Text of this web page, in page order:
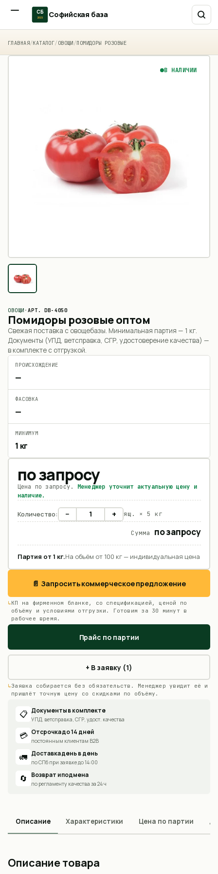
СБ
2015 Софийская база
ГЛАВНАЯ/КАТАЛОГ/ ОВОЩИ/ПОМИДОРЫ РОЗОВЫЕ
В НАЛИЧИИ
ОВОЩИ ·АРТ.DB-4050
Помидоры розовые оптом
Свежая поставка с овощебазы. Минимальная партия — 1 кг.
Документы (УПД, ветсправка, СГР, удостоверение качества) —
в комплекте с отгрузкой.
ПРОИСХОЖДЕНИЕ
—
ФАСОВКА
—
МИНИМУМ
1 кг
по запросу
Цена по запросу. Менеджер уточнит актуальную цену и
наличие.
Количество: − + ящ. × 5 кг
Сумма по запросу
Партия от 1 кг.На объём от 100 кг — индивидуальная цена
📄 Запросить коммерческое предложение
КП на фирменном бланке, со спецификацией, ценой по
объёму и условиями отгрузки. Готовим за 30 минут в
рабочее время.
Прайс по партии
+ В заявку (1)
Заявка собирается без обязательств. Менеджер увидит её и
пришлёт точную цену со скидками по объёму.
📋 Документы в комплекте
УПД, ветсправка, СГР, удост. качества
💳 Отсрочка до 14 дней
постоянным клиентам B2B
🚛 Доставка день в день
по СПб при заявке до 14:00
🔄 Возврат и подмена
по регламенту качества за 24 ч
Описание Характеристики Цена по партии
Описание товара